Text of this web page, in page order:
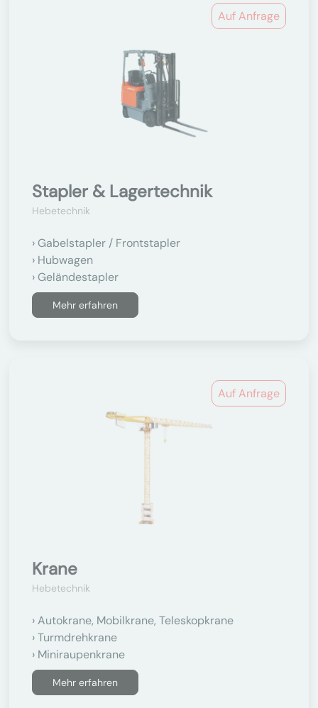
Auf Anfrage
Stapler & Lagertechnik
Hebetechnik
Gabelstapler / Frontstapler
Hubwagen
Geländestapler
Mehr erfahren
Auf Anfrage
Krane
Hebetechnik
Autokrane, Mobilkrane, Teleskopkrane
Turmdrehkrane
Miniraupenkrane
Mehr erfahren